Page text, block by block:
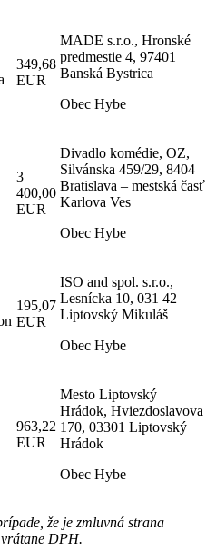
349,68
EUR
MADE s.r.o., Hronské
predmestie 4, 97401
Banská Bystrica
Obec Hybe
3
400,00
EUR
Divadlo komédie, OZ,
Silvánska 459/29, 8404
Bratislava – mestská časť
Karlova Ves
Obec Hybe
195,07
EUR
ISO and spol. s.r.o.,
Lesnícka 10, 031 42
Liptovský Mikuláš
Obec Hybe
963,22
EUR
Mesto Liptovský
Hrádok, Hviezdoslavova
170, 03301 Liptovský
Hrádok
Obec Hybe
že je zmluvná strana
DPH.